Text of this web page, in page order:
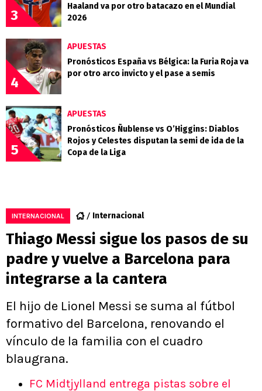
3
Haaland va por otro batacazo en el Mundial
2026
4
APUESTAS
Pronósticos España vs Bélgica: la Furia Roja va
por otro arco invicto y el pase a semis
5
APUESTAS
Pronósticos Ñublense vs O’Higgins: Diablos
Rojos y Celestes disputan la semi de ida de la
Copa de la Liga
INTERNACIONAL Internacional
Thiago Messi sigue los pasos de su
padre y vuelve a Barcelona para
integrarse a la cantera
El hijo de Lionel Messi se suma al fútbol
formativo del Barcelona, renovando el
vínculo de la familia con el cuadro
blaugrana.
FC Midtjylland entrega pistas sobre el